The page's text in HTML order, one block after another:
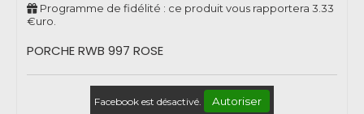
Programme de fidélité : ce produit vous rapportera 3.33
€uro.
PORCHE RWB 997 ROSE
Facebook est désactivé. Autoriser